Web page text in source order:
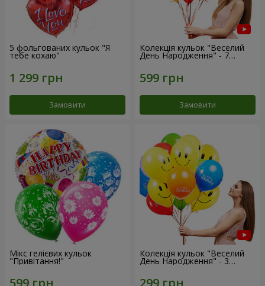
5 фольгованих кульок "Я
тебе кохаю"
Замовити
Колекція кульок "Веселий
День Народження" - 7
кульок
Замовити
Мікс гелієвих кульок
"Привітання!"
Колекція кульок "Веселий
День Народження" - 3
кульки